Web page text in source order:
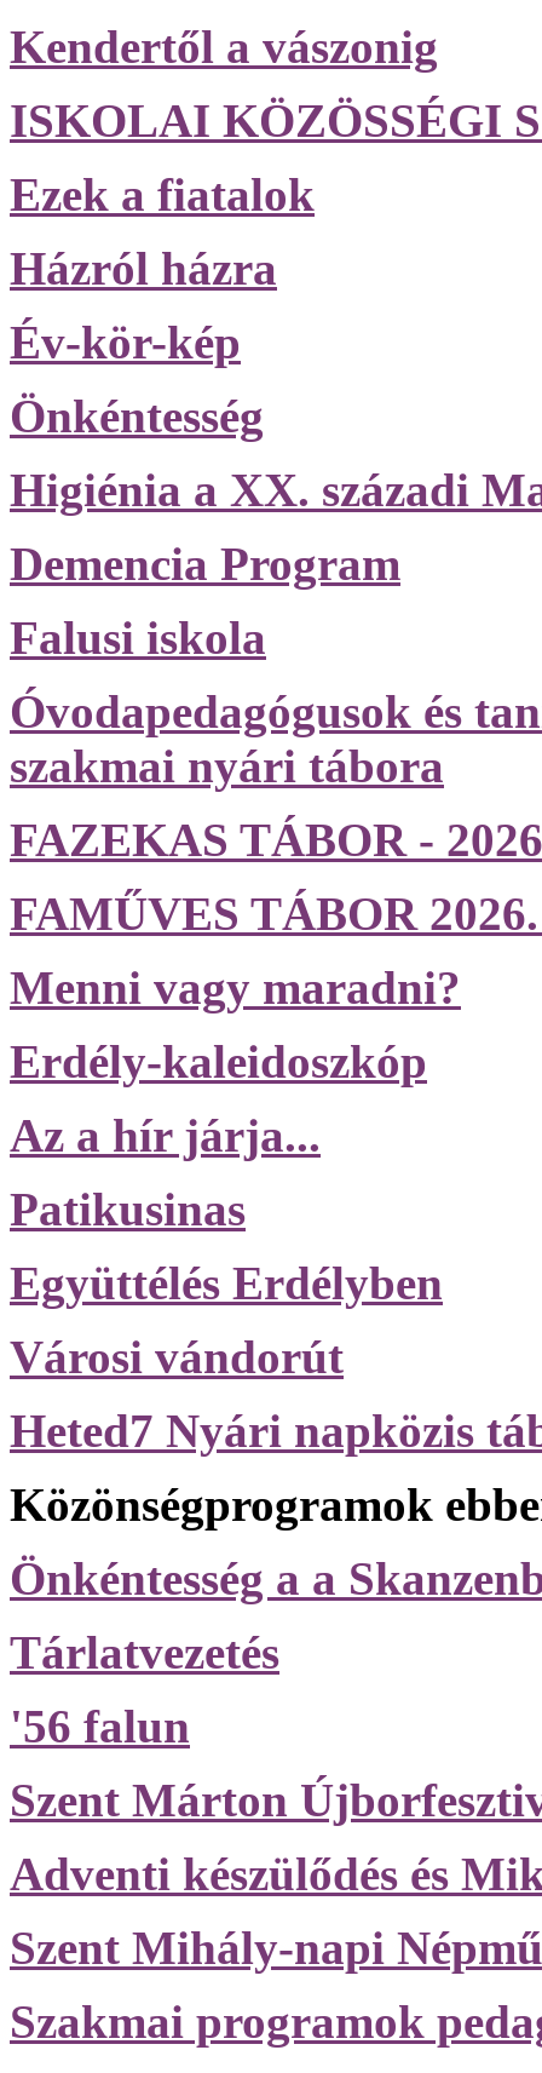
Kendertől a vászonig
ISKOLAI KÖZÖSSÉGI
Ezek a fiatalok
Házról házra
Év-kör-kép
Önkéntesség
Higiénia a XX. századi
Demencia Program
Falusi iskola
Óvodapedagógusok és
szakmai nyári tábora
FAZEKAS TÁBOR -
FAMŰVES TÁBOR
Menni vagy maradni?
Erdély-kaleidoszkóp
Az a hír járja...
Patikusinas
Együttélés Erdélyben
Városi vándorút
Heted7 Nyári napközis
Közönségprogramok
Önkéntesség a a
Tárlatvezetés
'56 falun
Szent Márton
Adventi készülődés és
Szent Mihály-napi
Szakmai programok